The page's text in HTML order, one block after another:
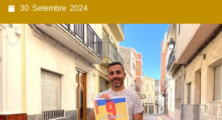
30 Setembre 2024